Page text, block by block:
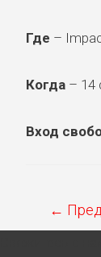
Где –
Когда – 14
Вход
по
←